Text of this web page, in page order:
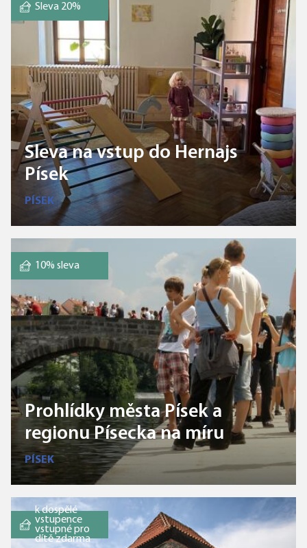
Sleva na vstup do Hernajs
Písek
PÍSEK
Sleva 20%
Prohlídky města Písek a
regionu Písecka na míru
PÍSEK
10% sleva
k dospělé
vstupence
vstupné pro
dítě zdarma